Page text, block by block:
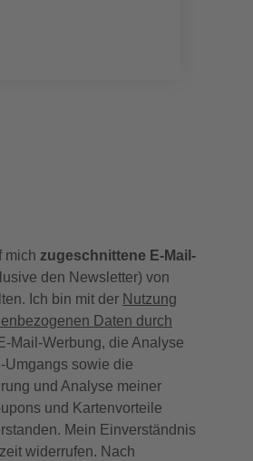
mich zugeschnittene E-Mail-
den Newsletter) von
Ich bin mit der Nutzung
Daten durch
Mail-Werbung, die Analyse
Umgangs sowie die
und Analyse meiner
und Kartenvorteile
Mein Einverständnis
widerrufen. Nach